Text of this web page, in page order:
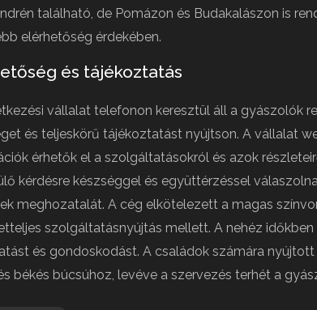
található, de Pomázon és Budakalászon is
elérhetőség érdekében.
és tájékoztatás
vállalat telefonon keresztül áll a gyászolók
és teljeskörű tájékoztatást nyújtson. A vállalat
érhetők el a szolgáltatásokról és azok
kérdésre készséggel és együttérzéssel
meghozatalát. A cég elkötelezett a magas
szolgáltatásnyújtás mellett. A nehéz időkben
és gondoskodást. A családok számára
békés búcsúhoz, levéve a szervezés terhét a